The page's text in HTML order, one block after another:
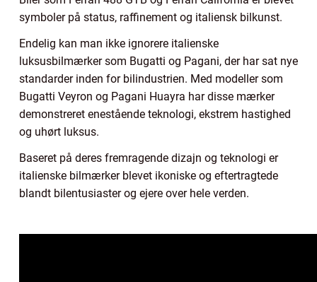
symboler på status, raffinement og italiensk bilkunst.
Endelig kan man ikke ignorere italienske
luksusbilmærker som Bugatti og Pagani, der har sat nye
standarder inden for bilindustrien. Med modeller som
Bugatti Veyron og Pagani Huayra har disse mærker
demonstreret enestående teknologi, ekstrem hastighed
og uhørt luksus.
Baseret på deres fremragende dizajn og teknologi er
italienske bilmærker blevet ikoniske og eftertragtede
blandt bilentusiaster og ejere over hele verden.